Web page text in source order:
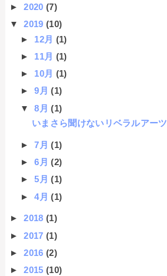
►2020(7)
▼2019(10)
► 12月 (1)
► 11月 (1)
► 10月 (1)
►9月(1)
▼8月(1)
いまさら聞けないリベラルアーツ
►7月(1)
►6月(2)
►5月(1)
►4月(1)
►2018(1)
►2017(1)
►2016(2)
►2015(10)